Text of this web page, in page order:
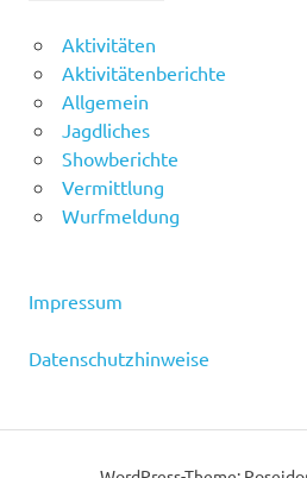
Aktivitäten
Aktivitätenberichte
Allgemein
Jagdliches
Showberichte
Vermittlung
Wurfmeldung
Impressum
Datenschutzhinweise